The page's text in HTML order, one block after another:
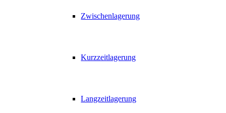
Zwischenlagerung
Kurzzeitlagerung
Langzeitlagerung